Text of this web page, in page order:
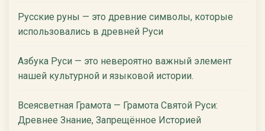
Русские руны — это древние символы, которые
использовались в древней Руси
Азбука Руси — это невероятно важный элемент
нашей культурной и языковой истории.
Всеясветная Грамота — Грамота Святой Руси:
Древнее Знание, Запрещённое Историей